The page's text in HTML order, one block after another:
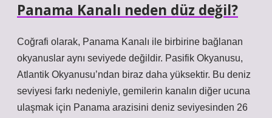
Panama Kanalı neden düz değil?
Coğrafi olarak, Panama Kanalı ile birbirine bağlanan
okyanuslar aynı seviyede değildir. Pasifik Okyanusu,
Atlantik Okyanusu’ndan biraz daha yüksektir. Bu deniz
seviyesi farkı nedeniyle, gemilerin kanalın diğer ucuna
ulaşmak için Panama arazisini deniz seviyesinden 26